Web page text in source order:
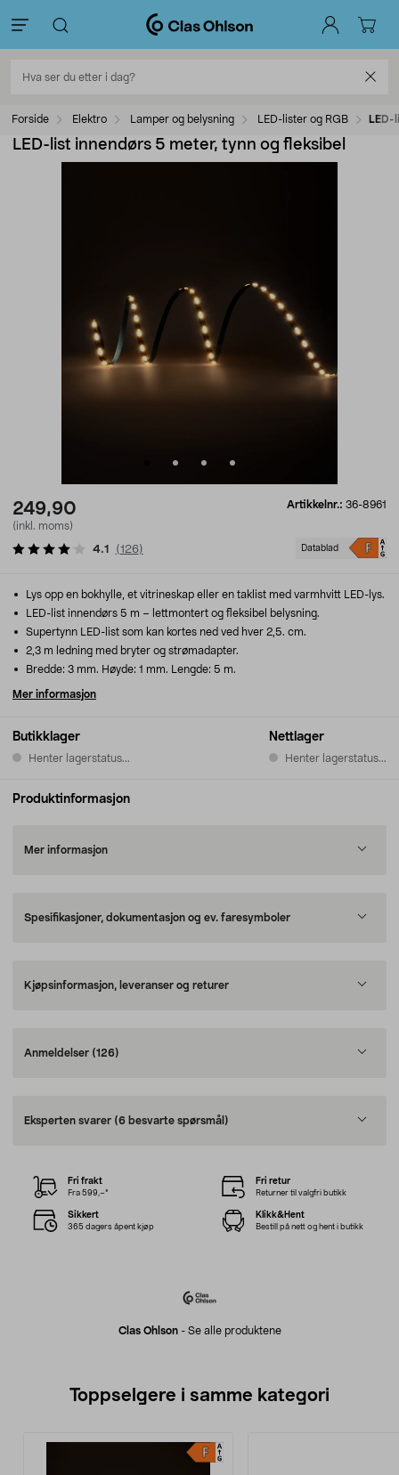
Forside Elektro Lamper og belysning LED-lister og RGB LED-
LED-list innendørs 5 meter, tynn og fleksibel
249,90
(inkl. moms)
Artikkelnr.: 36-8961
Datablad
4.1 (126)
Butikklager
Henter lagerstatus...
Nettlager
Henter lagerstatus...
Lys opp en bokhylle, et vitrineskap eller en taklist med varmhvitt LED-lys.
LED-list innendørs 5 m – lettmontert og fleksibel belysning.
Supertynn LED-list som kan kortes ned ved hver 2,5. cm.
2,3 m ledning med bryter og strømadapter.
Bredde: 3 mm. Høyde: 1 mm. Lengde: 5 m.
Mer informasjon
Produktinformasjon
Mer informasjon
Spesifikasjoner, dokumentasjon og ev. faresymboler
Kjøpsinformasjon, leveranser og returer
Anmeldelser (126)
Eksperten svarer (6 besvarte spørsmål)
Clas Ohlson- Se alle produktene
Fri frakt
Fra 599,–*
Fri retur
Returner til valgfri butikk
Sikkert
365 dagers åpent kjøp
Klikk&Hent
Bestill på nett og hent i butikk
Toppselgere i samme kategori